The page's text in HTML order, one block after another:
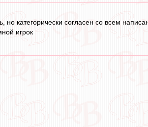
но категорически согласен со всем
игрок